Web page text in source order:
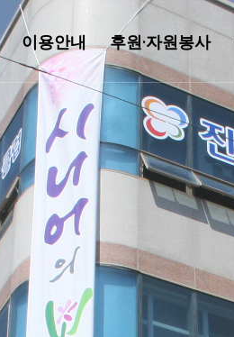
이용안내 후원·자원봉사